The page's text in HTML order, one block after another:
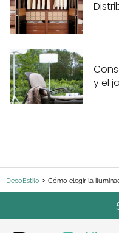
y el
DecoEstilo Cómo elegir la